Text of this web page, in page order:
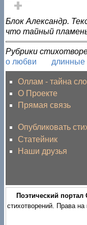
Голос за!
Блок Александр.
что тайный
Рубрики
о любви
длинные
Оллам - тайна
О Проекте
Прямая связь
Опубликовать
Статейник
Наши друзья
Поэтический портал
стихотворений. Права